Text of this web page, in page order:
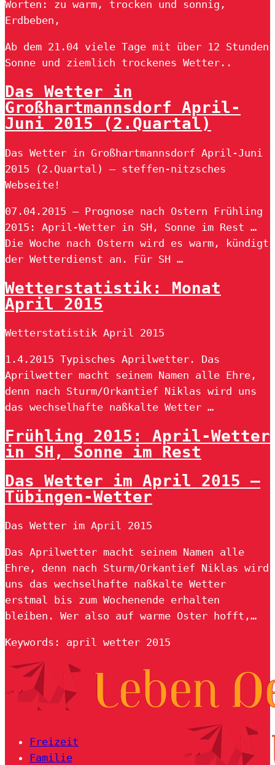
Worten: zu warm, trocken und sonnig,
Erdbeben,
Ab dem 21.04 viele Tage mit über 12 Stunden
Sonne und ziemlich trockenes Wetter..
Das Wetter in
Großhartmannsdorf April-
Juni 2015 (2.Quartal)
Das Wetter in Großhartmannsdorf April-Juni
2015 (2.Quartal) – steffen-nitzsches
Webseite!
07.04.2015 — Prognose nach Ostern Frühling
2015: April-Wetter in SH, Sonne im Rest …
Die Woche nach Ostern wird es warm, kündigt
der Wetterdienst an. Für SH …
Wetterstatistik: Monat
April 2015
Wetterstatistik April 2015
1.4.2015 Typisches Aprilwetter. Das
Aprilwetter macht seinem Namen alle Ehre,
denn nach Sturm/Orkantief Niklas wird uns
das wechselhafte naßkalte Wetter …
Frühling 2015: April-Wetter
in SH, Sonne im Rest
Das Wetter im April 2015 –
Tübingen-Wetter
Das Wetter im April 2015
Das Aprilwetter macht seinem Namen alle
Ehre, denn nach Sturm/Orkantief Niklas wird
uns das wechselhafte naßkalte Wetter
erstmal bis zum Wochenende erhalten
bleiben. Wer also auf warme Oster hofft,…
Keywords: april wetter 2015
Freizeit
Familie